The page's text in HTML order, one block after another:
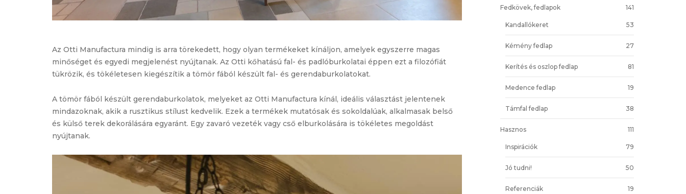
Az Otti Manufactura mindig is arra törekedett, hogy olyan termékeket kínáljon, amelyek egyszerre magas
minőséget és egyedi megjelenést nyújtanak. Az Otti kőhatású fal- és padlóburkolatai éppen ezt a filozófiát
tükrözik, és tökéletesen kiegészítik a tömör fából készült fal- és gerendaburkolatokat.
A tömör fából készült gerendaburkolatok, melyeket az Otti Manufactura kínál, ideális választást jelentenek
mindazoknak, akik a rusztikus stílust kedvelik. Ezek a termékek mutatósak és sokoldalúak, alkalmasak belső
és külső terek dekorálására egyaránt. Egy zavaró vezeték vagy cső elburkolására is tökéletes megoldást
nyújtanak.
Fedkövek, fedlapok 141
Kandallókeret 53
Kémény fedlap 27
Kerítés és oszlop fedlap 81
Medence fedlap 19
Támfal fedlap 38
Hasznos 111
Inspirációk 79
Jó tudni! 50
Referenciák 19